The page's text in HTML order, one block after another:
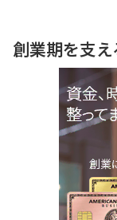
創業期を支